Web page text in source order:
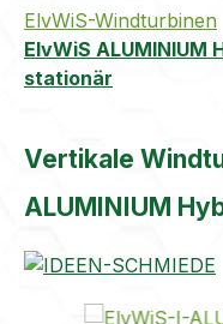
ElvWiS-Windturbinen
ElvWiS
stationär
Vertikale
ALUMINIUM
Bildergalerie